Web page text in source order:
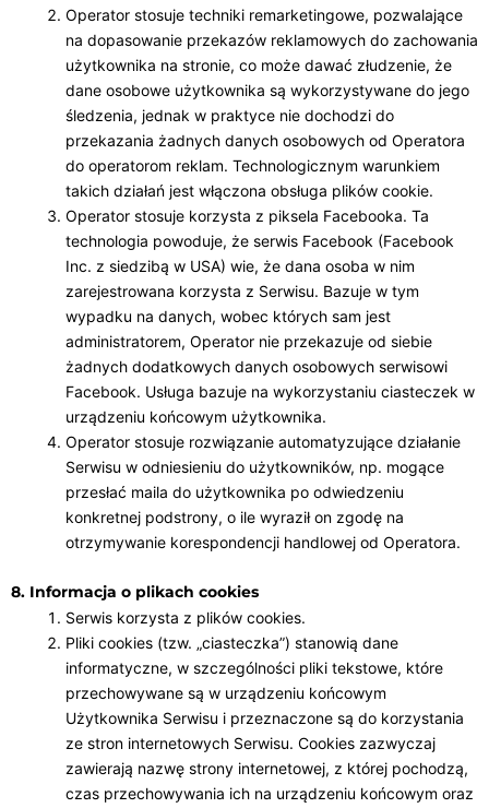
Operator stosuje techniki remarketingowe, pozwalające
na dopasowanie przekazów reklamowych do zachowania
użytkownika na stronie, co może dawać złudzenie, że
dane osobowe użytkownika są wykorzystywane do jego
śledzenia, jednak w praktyce nie dochodzi do
przekazania żadnych danych osobowych od Operatora
do operatorom reklam. Technologicznym warunkiem
takich działań jest włączona obsługa plików cookie.
Operator stosuje korzysta z piksela Facebooka. Ta
technologia powoduje, że serwis Facebook (Facebook
Inc. z siedzibą w USA) wie, że dana osoba w nim
zarejestrowana korzysta z Serwisu. Bazuje w tym
wypadku na danych, wobec których sam jest
administratorem, Operator nie przekazuje od siebie
żadnych dodatkowych danych osobowych serwisowi
Facebook. Usługa bazuje na wykorzystaniu ciasteczek w
urządzeniu końcowym użytkownika.
Operator stosuje rozwiązanie automatyzujące działanie
Serwisu w odniesieniu do użytkowników, np. mogące
przesłać maila do użytkownika po odwiedzeniu
konkretnej podstrony, o ile wyraził on zgodę na
otrzymywanie korespondencji handlowej od Operatora.
8. Informacja o plikach cookies
Serwis korzysta z plików cookies.
Pliki cookies (tzw. „ciasteczka”) stanowią dane
informatyczne, w szczególności pliki tekstowe, które
przechowywane są w urządzeniu końcowym
Użytkownika Serwisu i przeznaczone są do korzystania
ze stron internetowych Serwisu. Cookies zazwyczaj
zawierają nazwę strony internetowej, z której pochodzą,
czas przechowywania ich na urządzeniu końcowym oraz